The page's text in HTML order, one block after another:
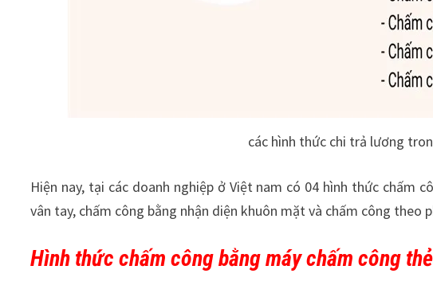
các hình thức chi trả lương
Hiện nay, tại các doanh nghiệp ở Việt nam có 04 hình thức chấm
vân tay, chấm công bằng nhận diện khuôn mặt và chấm công theo
Hình thức chấm công bằng máy chấm công